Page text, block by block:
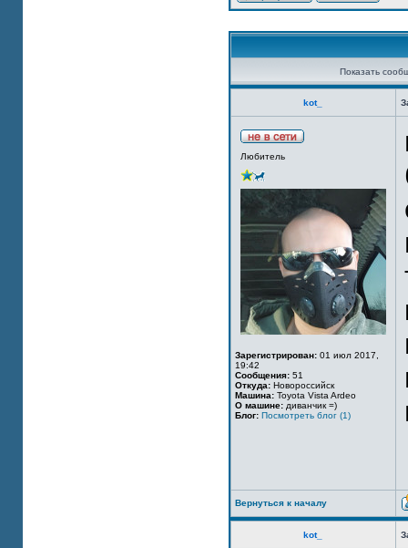
Показать
kot_
Любитель
Зарегистрирован: 01 июл 2017,
19:42
Сообщения: 51
Откуда: Новороссийск
Машина: Toyota Vista Ardeo
О машине: диванчик =)
Блог: Посмотреть блог (1)
Вернуться к началу
kot_